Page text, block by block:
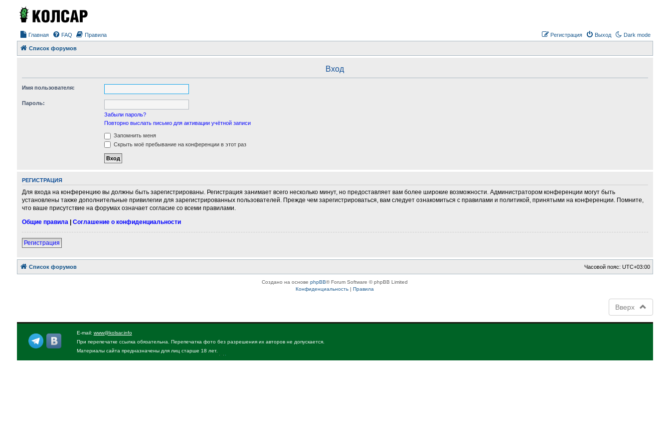
Главная Dark mode
FAQ Правила Выход
Регистрация
Список форумов
Вход
Имя пользователя:
Пароль:
Забыли пароль?
Повторно выслать письмо для активации учётной записи
Запомнить меня
Скрыть моё пребывание на конференции в этот раз
РЕГИСТРАЦИЯ
Для входа на конференцию вы должны быть зарегистрированы. Регистрация занимает всего несколько минут, но предоставляет вам более широкие возможности. Администратором конференции могут быть
установлены также дополнительные привилегии для зарегистрированных пользователей. Прежде чем зарегистрироваться, вам следует ознакомиться с правилами и политикой, принятыми на конференции. Помните,
что ваше присутствие на форумах означает согласие со всеми правилами.
Общие правила | Соглашение о конфиденциальности
Регистрация
Список форумов Часовой пояс:UTC+03:00
Создано на основеphpBB® Forum Software © phpBB Limited
Конфиденциальность |Правила
Вверх
E-mail: www@kolsar.info
При перепечатке ссылка обязательна. Перепечатка фото без разрешения их авторов не допускается.
Материалы сайта предназначены для лиц старше 18 лет.